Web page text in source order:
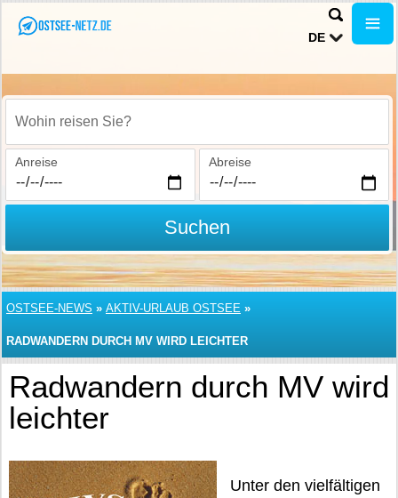
DE
Wohin reisen Sie?
Anreise Abreise
Suchen
OSTSEE-NEWS » AKTIV-URLAUB OSTSEE »
RADWANDERN DURCH MV WIRD LEICHTER
Radwandern durch MV wird
leichter
Unter den vielfältigen